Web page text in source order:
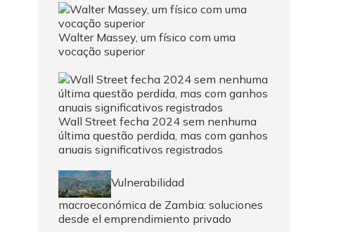
Walter Massey, um físico com uma
vocação superior
Wall Street fecha 2024 sem nenhuma
última questão perdida, mas com ganhos
anuais significativos registrados
Vulnerabilidad
macroeconómica de Zambia: soluciones
desde el emprendimiento privado